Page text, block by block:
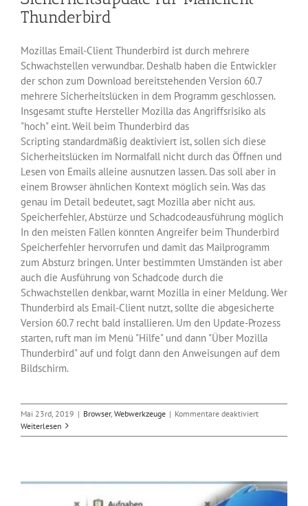
Thunderbird
Mozillas Email-Client Thunderbird ist durch mehrere
Schwachstellen verwundbar. Deshalb haben die Entwickler
der schon zum Download bereitstehenden Version 60.7
mehrere Sicherheitslücken in dem Programm geschlossen.
Insgesamt stufte Hersteller Mozilla das Angriffsrisiko als
"hoch" eint. Weil beim Thunderbird das
Scripting standardmäßig deaktiviert ist, sollen sich diese
Sicherheitslücken im Normalfall nicht durch das Öffnen und
Lesen von Emails alleine ausnutzen lassen. Das soll aber in
einem Browser ähnlichen Kontext möglich sein. Was das
genau im Detail bedeutet, sagt Mozilla aber nicht aus.
Speicherfehler, Abstürze und Schadcodeausführung möglich
In den meisten Fällen könnten Angreifer beim Thunderbird
Speicherfehler hervorrufen und damit das Mailprogramm
zum Absturz bringen. Unter bestimmten Umständen ist aber
auch die Ausführung von Schadcode durch die
Schwachstellen denkbar, warnt Mozilla in einer Meldung. Wer
Thunderbird als Email-Client nutzt, sollte die abgesicherte
Version 60.7 recht bald installieren. Um den Update-Prozess
starten, ruft man im Menü "Hilfe" und dann "Über Mozilla
Thunderbird" auf und folgt dann den Anweisungen auf dem
Bildschirm.
Mai 23rd, 2019 | Browser, Webwerkzeuge | Kommentare deaktiviertfür
für
Weiterlesen